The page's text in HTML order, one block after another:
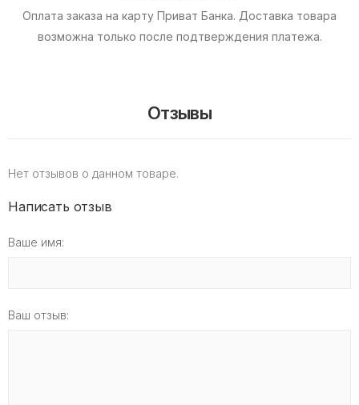
Оплата заказа на карту Приват Банка. Доставка товара
возможна только после подтверждения платежа.
Отзывы
Нет отзывов о данном товаре.
Написать отзыв
Ваше имя:
Ваш отзыв: